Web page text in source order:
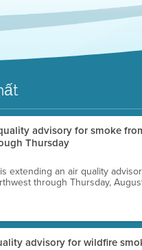
advisory for smoke
Thursday
extending an air quality
through Thursday,
advisory for wildfire